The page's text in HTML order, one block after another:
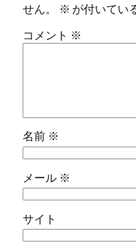
せん。
※ が付いてい
コメント ※
名前 ※
メール ※
サイト